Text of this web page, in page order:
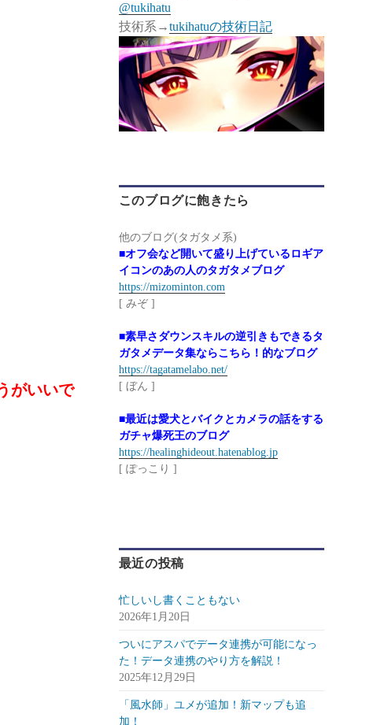
がいいで
@tukihatu
技術系→tukihatuの技術日記
このブログに飽きたら
他のブログ(タガタメ系)
■オフ会など開いて盛り上げているロギア
イコンのあの人のタガタメブログ
https://mizominton.com
[ みぞ ]
■素早さダウンスキルの逆引きもできるタ
ガタメデータ集ならこちら！的なブログ
https://tagatamelabo.net/
[ ぼん ]
■最近は愛犬とバイクとカメラの話をする
ガチャ爆死王のブログ
https://healinghideout.hatenablog.jp
[ ぽっこり ]
最近の投稿
忙しいし書くこともない
2026年1月20日
ついにアスパでデータ連携が可能になっ
た！データ連携のやり方を解説！
2025年12月29日
「風水師」ユメが追加！新マップも追
加！